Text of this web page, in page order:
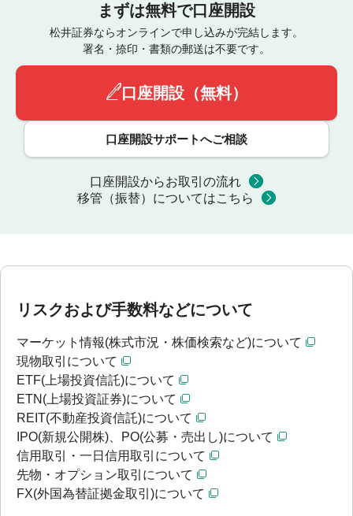
まずは無料で口座開設
松井証券ならオンラインで申し込みが完結します。
署名・捺印・書類の郵送は不要です。
口座開設（無料）
口座開設サポートへご相談
口座開設からお取引の流れ
移管（振替）についてはこちら
リスクおよび手数料などについて
マーケット情報(株式市況・株価検索など)について
現物取引について
ETF(上場投資信託)について
ETN(上場投資証券)について
REIT(不動産投資信託)について
IPO(新規公開株)、PO(公募・売出し)について
信用取引・一日信用取引について
先物・オプション取引について
FX(外国為替証拠金取引)について